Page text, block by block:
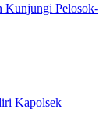
Kunjungi Pelosok-
Kapolsek